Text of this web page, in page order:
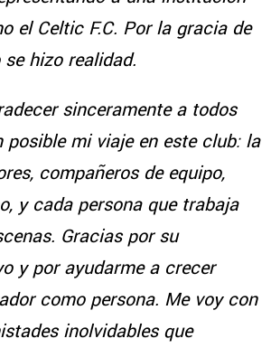
el Celtic F.C. Por la gracia de
hizo realidad.
sinceramente a todos
posible mi viaje en este club: la
compañeros de equipo,
y cada persona que trabaja
Gracias por su
y por ayudarme a crecer
como persona. Me voy con
inolvidables que